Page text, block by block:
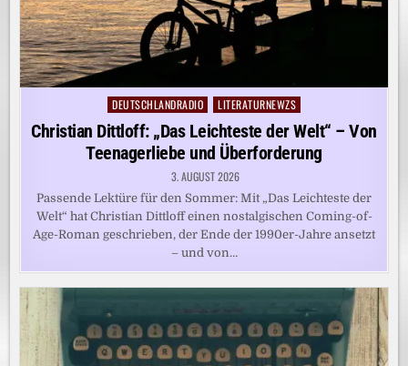
Posted
in
DEUTSCHLANDRADIO LITERATURNEWZS
Christian Dittloff: „Das Leichteste der Welt“ – Von
Teenagerliebe und Überforderung
3. AUGUST 2026
Passende Lektüre für den Sommer: Mit „Das Leichteste der
Welt“ hat Christian Dittloff einen nostalgischen Coming-of-
Age-Roman geschrieben, der Ende der 1990er-Jahre ansetzt
– und von…